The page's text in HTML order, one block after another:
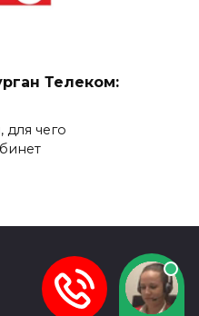
Телеком:
для чего